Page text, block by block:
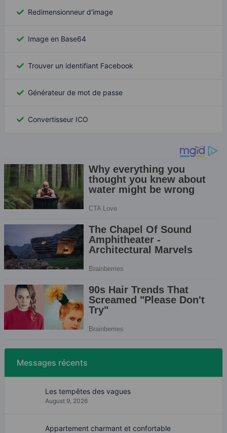
Redimensionneur d'image
Image en Base64
Trouver un identifiant Facebook
Générateur de mot de passe
Convertisseur ICO
Messages récents
Les tempêtes des vagues
August 9, 2026
Appartement charmant et confortable